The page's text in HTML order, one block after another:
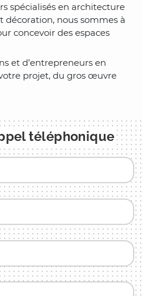
spécialisés en architecture
décoration, nous sommes à
concevoir des espaces
et d’entrepreneurs en
projet, du gros œuvre
téléphonique